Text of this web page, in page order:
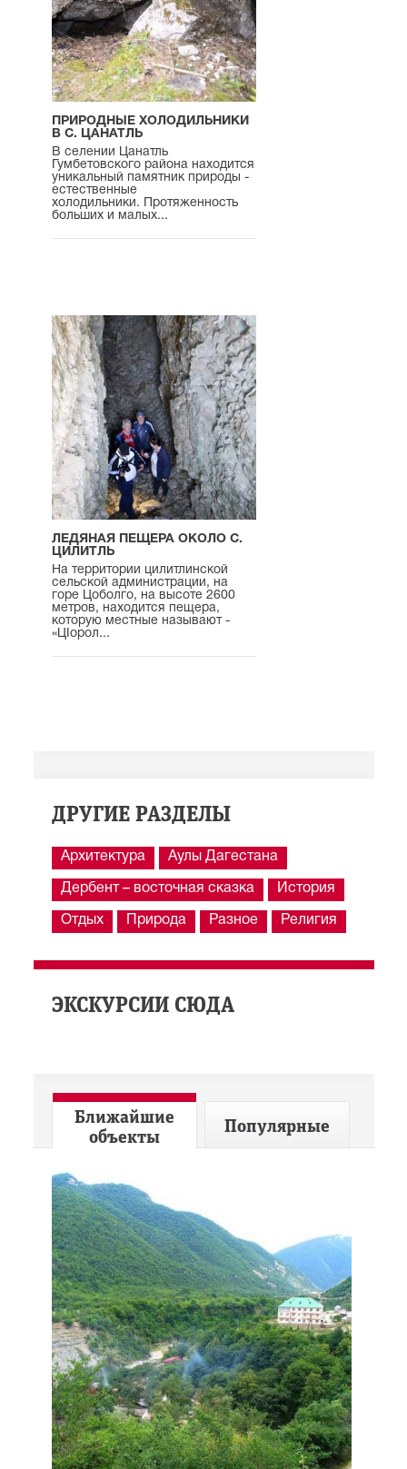
ПРИРОДНЫЕ ХОЛОДИЛЬНИКИ
В С. ЦАНАТЛЬ
В селении Цанатль
Гумбетовского района находится
уникальный памятник природы -
естественные
холодильники. Протяженность
больших и малых...
ЛЕДЯНАЯ ПЕЩЕРА ОКОЛО С.
ЦИЛИТЛЬ
На территории цилитлинской
сельской администрации, на
горе Цоболго, на высоте 2600
метров, находится пещера,
которую местные называют -
«ЦIорол...
ДРУГИЕ РАЗДЕЛЫ
Архитектура Аулы Дагестана
Дербент – восточная сказка История
Отдых Природа Разное Религия
ЭКСКУРСИИ СЮДА
Ближайшие
объекты
Популярные